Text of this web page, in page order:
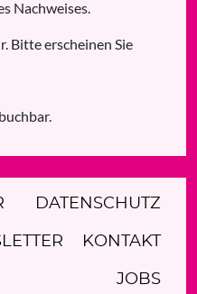
Nachweises.
Bitte erscheinen Sie
DATENSCHUTZ
KONTAKT
JOBS